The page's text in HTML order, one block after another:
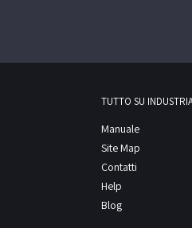
TUTTO SU
Manuale
Site Map
Contatti
Help
Blog